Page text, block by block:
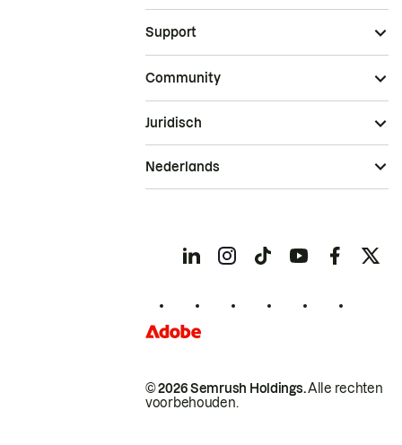
Support
Community
© 2026 Semrush Holdings.Alle rechten
voorbehouden.
Juridisch
Nederlands